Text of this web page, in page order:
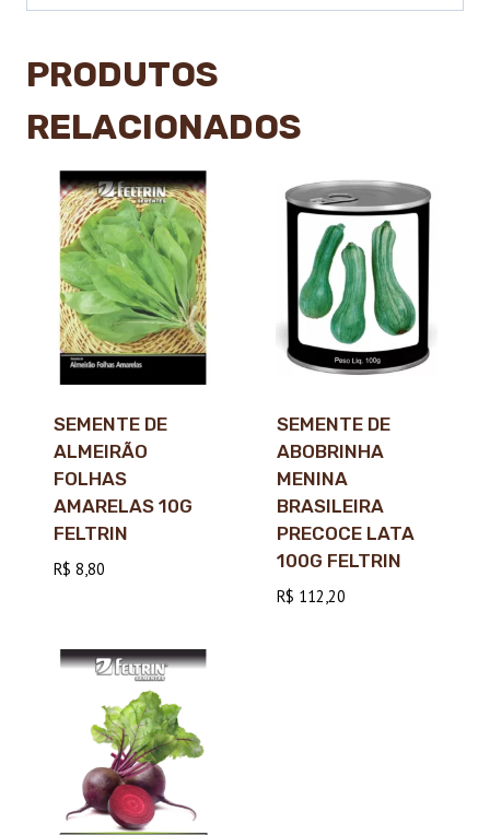
PRODUTOS
RELACIONADOS
SEMENTE DE
ALMEIRÃO
FOLHAS
AMARELAS 10G
FELTRIN
R$ 8,80
SEMENTE DE
ABOBRINHA
MENINA
BRASILEIRA
PRECOCE LATA
100G FELTRIN
R$ 112,20